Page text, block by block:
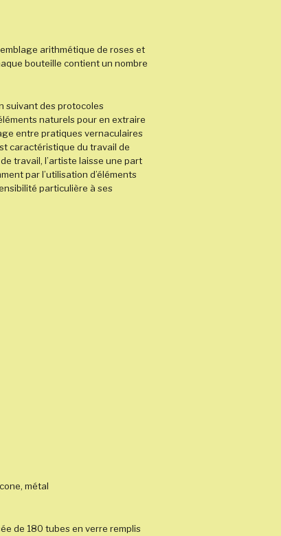
arithmétique de roses et
bouteille contient un nombre
suivant des protocoles
naturels pour en extraire
entre pratiques vernaculaires
caractéristique du travail de
travail, l’artiste laisse une part
par l’utilisation d’éléments
particulière à ses
métal
de 180 tubes en verre remplis